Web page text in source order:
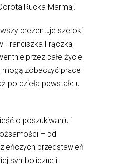
Rucka-Marmaj.
prezentuje szeroki
Franciszka Frączka,
przez całe życie
mogą zobaczyć prace
po dzieła powstałe u
o poszukiwaniu i
– od
przedstawień
symboliczne i